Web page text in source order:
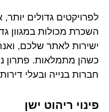
לפרויקטים גדולים
השכרת מכולות במגוון
ישירות לאתר שלכם,
כשהן מתמלאות. פתרון
חברות בנייה ובעלי
פינוי ריהוט ישן